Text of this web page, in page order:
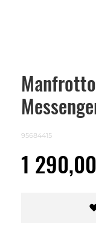
95684415
1
Skip
beginning
images